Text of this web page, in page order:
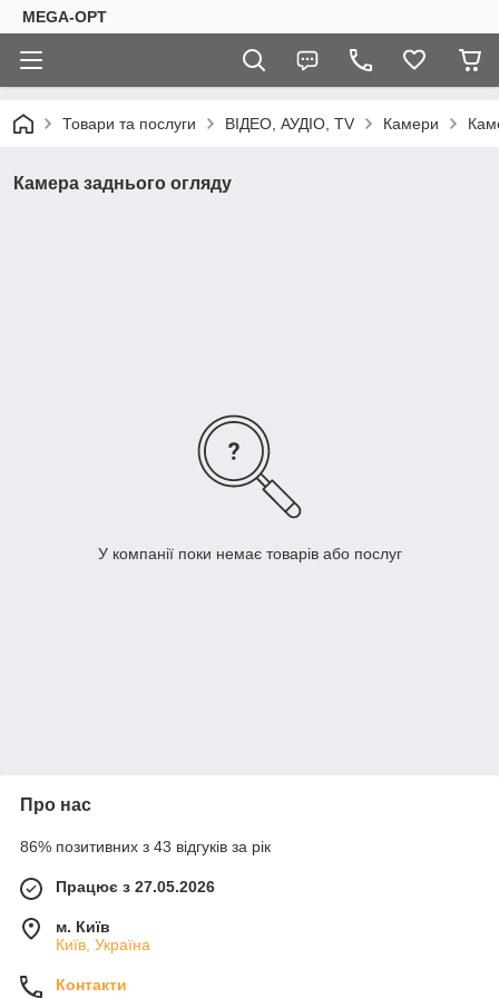
MEGA-OPT
Товари та послуги ВІДЕО, АУДІО, TV Камери
Камера заднього огляду
У компанії поки немає товарів або послуг
Про нас
86% позитивних з 43 відгуків за рік
Працює з 27.05.2026
м. Київ
Київ, Україна
Контакти